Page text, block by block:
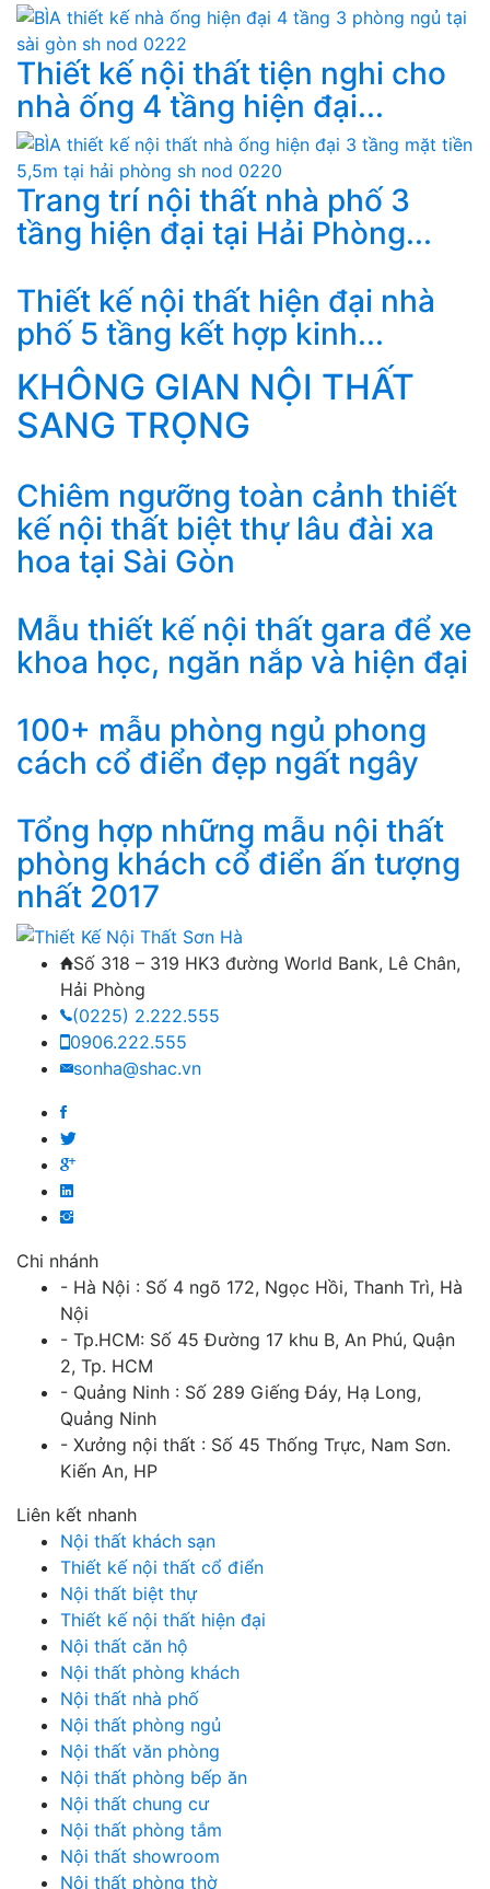
Thiết kế nội thất tiện nghi cho
nhà ống 4 tầng hiện đại...
Trang trí nội thất nhà phố 3
tầng hiện đại tại Hải Phòng...
Thiết kế nội thất hiện đại nhà
phố 5 tầng kết hợp kinh...
KHÔNG GIAN NỘI THẤT
SANG TRỌNG
Chiêm ngưỡng toàn cảnh thiết
kế nội thất biệt thự lâu đài xa
hoa tại Sài Gòn
Mẫu thiết kế nội thất gara để xe
khoa học, ngăn nắp và hiện đại
100+ mẫu phòng ngủ phong
cách cổ điển đẹp ngất ngây
Tổng hợp những mẫu nội thất
phòng khách cổ điển ấn tượng
nhất 2017
Số 318 – 319 HK3 đường World Bank, Lê Chân,
Hải Phòng
(0225) 2.222.555
0906.222.555
sonha@shac.vn
Chi nhánh
- Hà Nội : Số 4 ngõ 172, Ngọc Hồi, Thanh Trì, Hà
Nội
- Tp.HCM: Số 45 Đường 17 khu B, An Phú, Quận
2, Tp. HCM
- Quảng Ninh : Số 289 Giếng Đáy, Hạ Long,
Quảng Ninh
- Xưởng nội thất : Số 45 Thống Trực, Nam Sơn.
Kiến An, HP
Liên kết nhanh
Nội thất khách sạn
Thiết kế nội thất cổ điển
Nội thất biệt thự
Thiết kế nội thất hiện đại
Nội thất căn hộ
Nội thất phòng khách
Nội thất nhà phố
Nội thất phòng ngủ
Nội thất văn phòng
Nội thất phòng bếp ăn
Nội thất chung cư
Nội thất phòng tắm
Nội thất showroom
Nội thất phòng thờ